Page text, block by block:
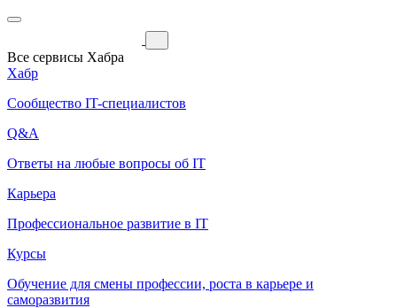
Все сервисы Хабра
Хабр
Сообщество IT-специалистов
Q&A
Ответы на любые вопросы об IT
Карьера
Профессиональное развитие в IT
Курсы
Обучение для смены профессии, роста в карьере и
саморазвития